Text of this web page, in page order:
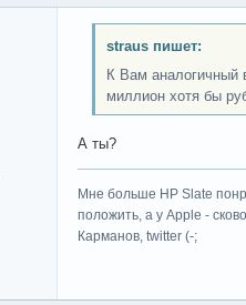
straus пишет:
К Вам аналогичный
миллион хотя бы
А ты?
Мне больше HP Slate
положить, а у Apple -
Карманов, twitter (-;